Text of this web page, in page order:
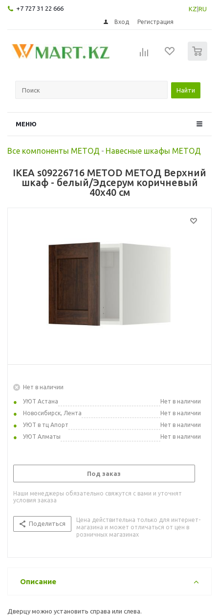
+7 727 31 22 666 KZ RU
Вход Регистрация
Найти
МЕНЮ
Все компоненты МЕТОД - Навесные шкафы МЕТОД
IKEA s09226716 METOD МЕТОД Верхний
шкаф - белый/Эдсерум коричневый
40x40 см
Нет в наличии
УЮТ Астана
Нет в наличии
Новосибирск, Лента
Нет в наличии
УЮТ в тц Апорт
Нет в наличии
УЮТ Алматы
Нет в наличии
Под заказ
Наши менеджеры обязательно свяжутся с вами и уточнят
условия заказа
Поделиться
Цена действительна только для интернет-
магазина и может отличаться от цен в
розничных магазинах
Описание
Дверцу можно установить справа или слева.